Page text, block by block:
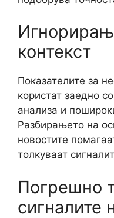
контекст
Показателите за
користат заедно
анализа и
Разбирањето на
новостите
толкуваат
Погрешно
сигналите